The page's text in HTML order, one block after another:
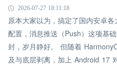
2026-07-27 18:11:18
原本大家以为，搞定了国内安卓
配置，消息推送（Push）这项基
封，岁月静好。 但随着
及与底层剥离，加上 Android 17